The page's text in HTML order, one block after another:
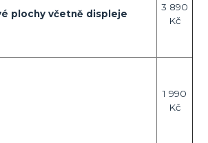
plochy včetně displeje
3 890
Kč
1 990
Kč